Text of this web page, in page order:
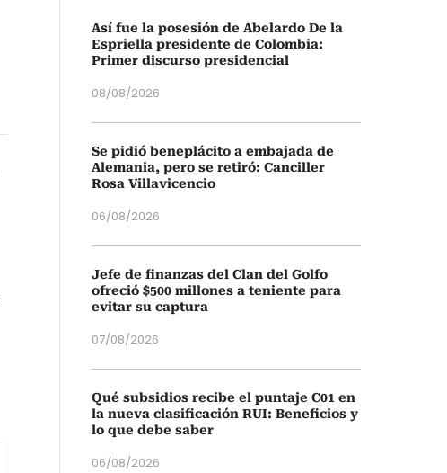
Así fue la posesión de Abelardo De la
Espriella presidente de Colombia:
Primer discurso presidencial
08/08/2026
Se pidió beneplácito a embajada de
Alemania, pero se retiró: Canciller
Rosa Villavicencio
06/08/2026
Jefe de finanzas del Clan del Golfo
ofreció $500 millones a teniente para
evitar su captura
07/08/2026
Qué subsidios recibe el puntaje C01 en
la nueva clasificación RUI: Beneficios y
lo que debe saber
06/08/2026